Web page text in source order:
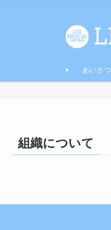
あいさつ
組織について